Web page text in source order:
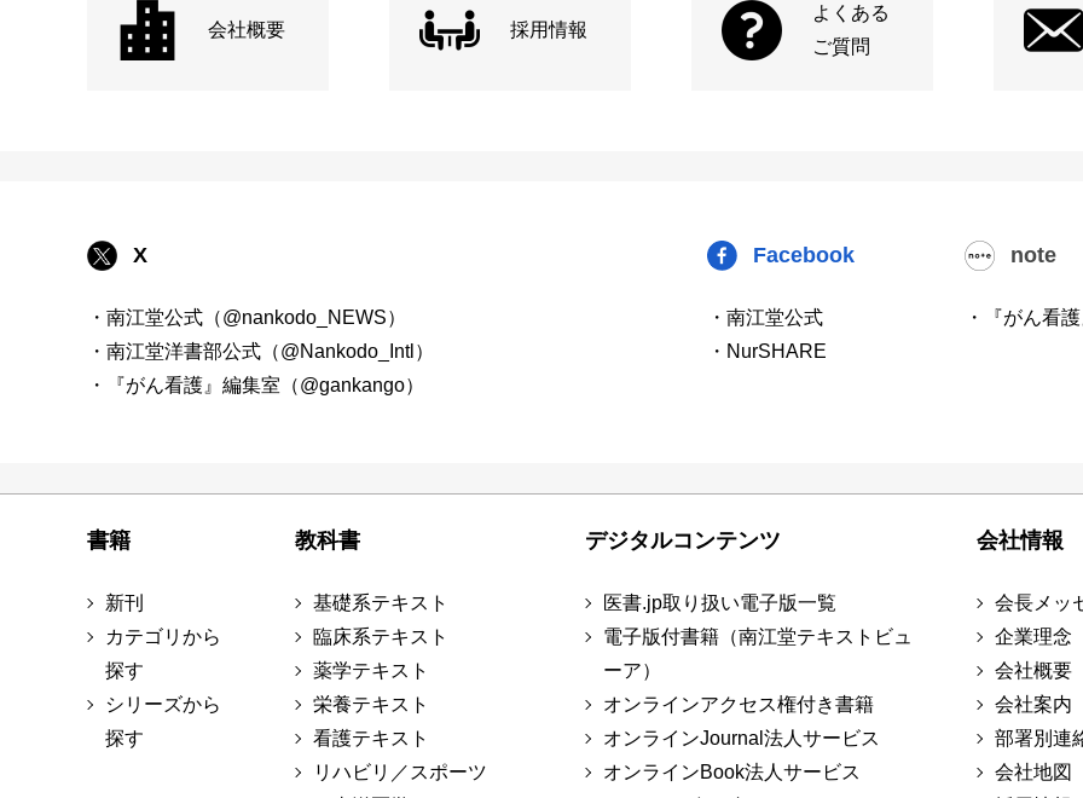
会社概要 採用情報
よくある
ご質問
X
・南江堂公式（@nankodo_NEWS）
・南江堂洋書部公式（@Nankodo_Intl）
・『がん看護』編集室（@gankango）
Facebook
・南江堂公式
・NurSHARE
note
・『がん看
書籍
新刊
カテゴリから
探す
シリーズから
探す
教科書
基礎系テキスト
臨床系テキスト
薬学テキスト
栄養テキスト
看護テキスト
リハビリ／スポーツ
デジタルコンテンツ
医書.jp取り扱い電子版一覧
電子版付書籍（南江堂テキストビュ
ーア）
オンラインアクセス権付き書籍
オンラインJournal法人サービス
オンラインBook法人サービス
会社情報
会長メッ
企業理念
会社概要
会社案内
部署別連
会社地図